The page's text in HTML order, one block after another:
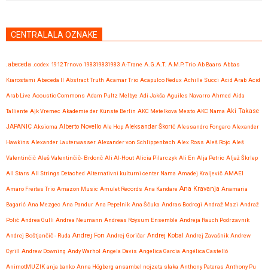
CENTRALALA OZNAKE
.abeceda .codex 1912 Trnovo 198319831983 A-Trane A.G.A.T. A.M.P. Trio Ab Baars Abbas
Kiarostami Abeceda II Abstract Truth Acamar Trio Acapulco Redux Achille Succi Acid Arab Acid
Arab Live Acoustic Commons Adam Pultz Melbye Adi Jakša Aguiles Navarro Ahmed Aida
Talliente Ajk Vremec Akademie der Künste Berlin AKC Metelkova Mesto AKC Nama Aki Takase
JAPANIC Aksioma Alberto Novello Ale Hop Aleksandar Škorić Alessandro Fongaro Alexander
Hawkins Alexander Lauterwasser Alexander von Schlippenbach Alex Ross Aleš Rojc Aleš
Valentinčič Aleš Valentinčič- Brdonč Ali Al-Hout Alicia Pilarczyk Ali En Alja Petric Aljaž Škrlep
All Stars All Strings Detached Alternativni kulturni center Nama Amadej Kraljevič AMAEI
Amaro Freitas Trio Amazon Music Amulet Records Ana Kandare Ana Kravanja Anamaria
Bagarić Ana Mezgec Ana Pandur Ana Pepelnik Ana Ščuka Andras Bodrogi Andraž Mazi Andraž
Polič Andrea Gulli Andrea Neumann Andreas Røysum Ensemble Andreja Rauch Podrzavnik
Andrej Boštjančič - Ruda Andrej Fon Andrej Goričar Andrej Kobal Andrej Zavašnik Andrew
Cyrill Andrew Downing Andy Warhol Angela Davis Angelica Garcia Angélica Castelló
AnimotMUZIK anja banko Anna Högberg ansambel nojzeta slaka Anthony Pateras Anthony Pu